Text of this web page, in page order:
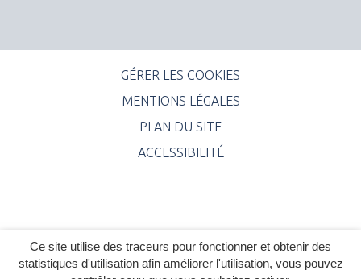
Ce site utilise des traceurs pour fonctionner et obtenir des
statistiques d'utilisation afin améliorer l'utilisation, vous pouvez
GÉRER LES COOKIES
MENTIONS LÉGALES
PLAN DU SITE
ACCESSIBILITÉ